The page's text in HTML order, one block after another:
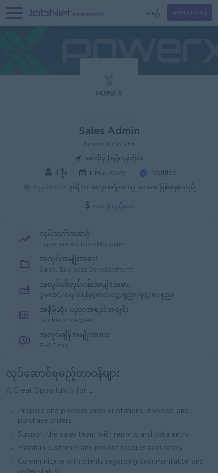
၀င်ရန် မှတ်ပုံတင်ရန်
Sales Admin
Power X Co.,Ltd
အင်းစိန် | ရန်ကုန်တိုင်း
1 ဦး 11 Mar 2026 Verified
2 နာရီ က အလုပ်ခန့်အပ်သူ active ဖြစ်နေခဲ့သည်
လစာကြည့်မယ်
လုပ်သက်အဆင့်
Experienced Non-Manager
အလုပ်အမျိုးအစား
Sales, Business Development
အလုပ်၏လုပ်ငန်းအမျိုးအစား
စွမ်းအင်/ရေ/ရေနံနှင့်ဓာတ်ငွေ့ပစ္စည်း/စွန့်ပစ်ပစ္စည်း
အနိမ့်ဆုံး ပညာအရည်အချင်း
Bachelor Degree
အလုပ်ချိန်အမျိုးအစား
Full Time
လုပ်ဆောင်ရမည့်တာဝန်များ
A Great Opportunity for ...
Prepare and process sales quotations, invoices, and
purchase orders
Support the sales team with reports and data entry
Maintain customer and project records accurately
Communicate with clients regarding documentation and
order status